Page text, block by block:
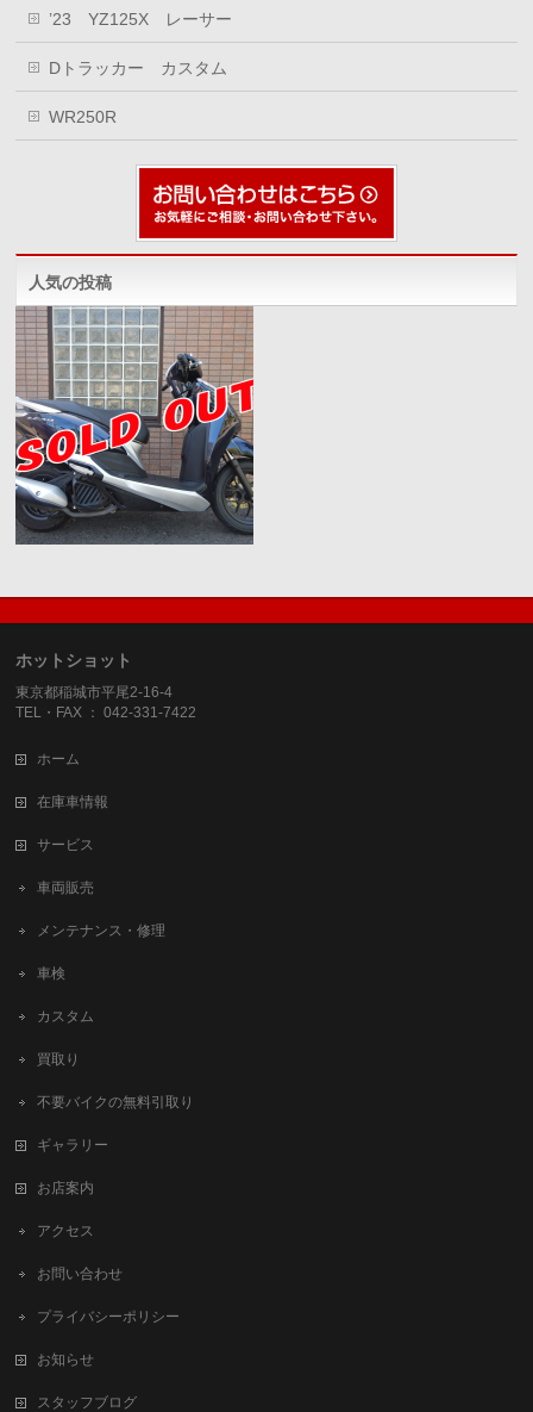
’23 YZ125X レーサー
Dトラッカー カスタム
WR250R
人気の投稿
ホットショット
東京都稲城市平尾2-16-4
TEL・FAX ： 042-331-7422
ホーム
在庫車情報
サービス
車両販売
メンテナンス・修理
車検
カスタム
買取り
不要バイクの無料引取り
ギャラリー
お店案内
アクセス
お問い合わせ
プライバシーポリシー
お知らせ
スタッフブログ